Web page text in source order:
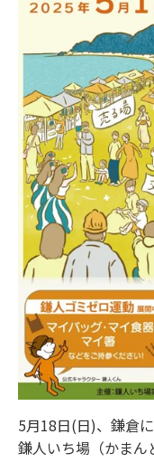
5月18日(日)、鎌倉
鎌人いち場（かまん